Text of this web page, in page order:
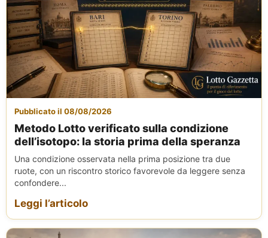
Pubblicato il 08/08/2026
Metodo Lotto verificato sulla condizione
dell’isotopo: la storia prima della speranza
Una condizione osservata nella prima posizione tra due
ruote, con un riscontro storico favorevole da leggere senza
confondere...
Leggi l’articolo